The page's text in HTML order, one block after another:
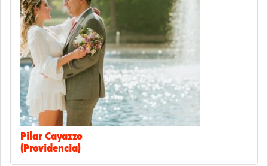
Pilar Cayazzo
(Providencia)